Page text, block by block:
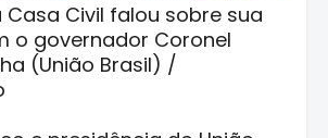
Casa Civil falou sobre sua
o governador Coronel
(União Brasil) /